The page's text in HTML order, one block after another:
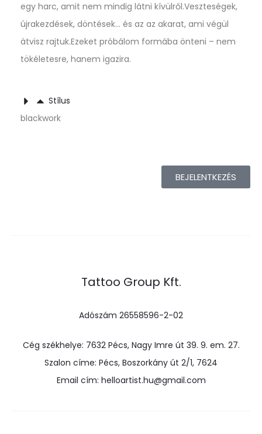
egy harc, amit nem mindig látni kívülről.Veszteségek,
újrakezdések, döntések… és az az akarat, ami végül
átvisz rajtuk.Ezeket próbálom formába önteni – nem
tökéletesre, hanem igazira.
Stílus
blackwork
BEJELENTKEZÉS
Tattoo Group Kft.
Adószám 26558596-2-02
Cég székhelye: 7632 Pécs, Nagy Imre út 39. 9. em. 27.
Szalon címe: Pécs, Boszorkány út 2/1, 7624
Email cím: helloartist.hu@gmail.com